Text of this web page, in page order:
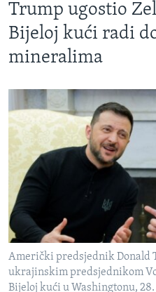
Trump ugostio
Bijeloj kući radi
mineralima
Američki predsjednik Donald
ukrajinskim predsjednikom
Bijeloj kući u Washingtonu,